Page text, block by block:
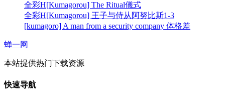
全彩H[Kumagorou] The Ritual儀式
全彩H[Kumagorou] 王子与侍从阿努比斯1-3
[kumagoro] A man from a security company 体格差
蝉一网
本站提供热门下载资源
快速导航